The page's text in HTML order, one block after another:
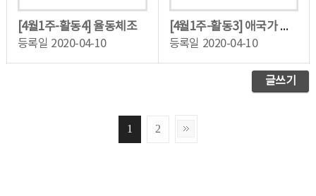
[4월1주-활동4] 율동체조
등록일 2020-04-10
[4월1주-활동3] 애국가 완성하기
등록일 2020-04-10
글쓰기
1 2